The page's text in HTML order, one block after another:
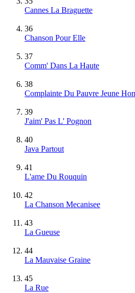
Cannes La Braguette
36
Chanson Pour Elle
37
Comm' Dans La Haute
38
Complainte Du Pauvre Jeune
39
J'aim' Pas L' Pognon
40
Java Partout
41
L'ame Du Rouquin
42
La Chanson Mecanisee
43
La Gueuse
44
La Mauvaise Graine
45
La Rue